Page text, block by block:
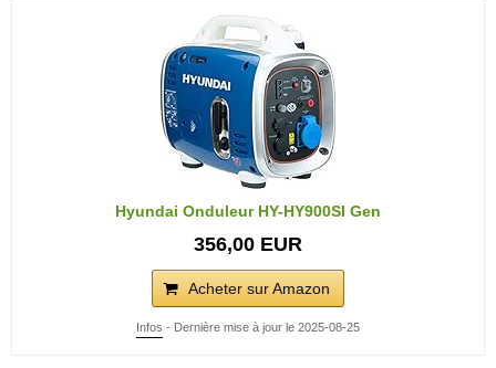
Hyundai Onduleur HY-HY900SI Gen
356,00 EUR
Acheter sur Amazon
Infos - Dernière mise à jour le 2025-08-25